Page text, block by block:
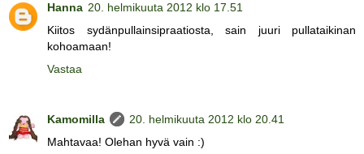
Hanna 20. helmikuuta 2012 klo 17.51
Kiitos sydänpullainsipraatiosta, sain juuri pullataikinan
kohoamaan!
Vastaa
Kamomilla
20. helmikuuta 2012 klo 20.41
Mahtavaa! Olehan hyvä vain :)